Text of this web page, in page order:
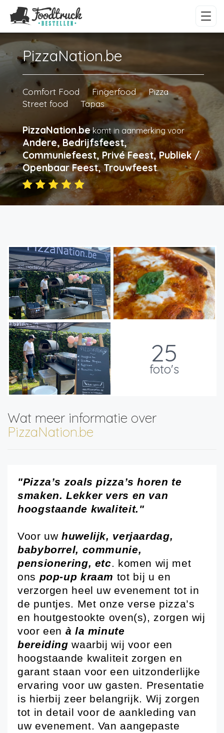
PizzaNation.be
Comfort Food Fingerfood
Pizza
Street food
Tapas
PizzaNation.bekomt in aanmerking voor
Andere, Bedrijfsfeest,
Communiefeest, Privé Feest, Publiek /
Openbaar Feest, Trouwfeest.
25
foto's
Wat meer informatie over
PizzaNation.be
"Pizza’s zoals pizza’s horen te
smaken. Lekker vers en van
hoogstaande kwaliteit."
Voor uwhuwelijk, verjaardag,
babyborrel, communie,
pensionering, etc. komen wij met
ons pop-up kraam tot bij u en
verzorgen heel uw evenement tot in
de puntjes. Met onze verse pizza’s
en houtgestookte oven(s), zorgen wij
voor een à la minute
bereiding waarbij wij voor een
hoogstaande kwaliteit zorgen en
garant staan voor een uitzonderlijke
ervaring voor uw gasten. Presentatie
is hierbij zeer belangrijk. Wij zorgen
tot in detail voor de aankleding van
uw evenement. Van aangepaste